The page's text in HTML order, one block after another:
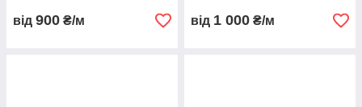
від 900 ₴/м від 1 000 ₴/м